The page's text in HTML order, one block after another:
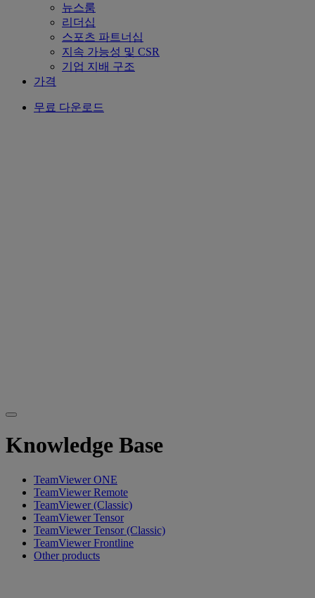
뉴스룸
리더십
스포츠 파트너십
지속 가능성 및 CSR
기업 지배 구조
가격
무료 다운로드
Knowledge Base
TeamViewer ONE
TeamViewer Remote
TeamViewer (Classic)
TeamViewer Tensor
TeamViewer Tensor (Classic)
TeamViewer Frontline
Other products